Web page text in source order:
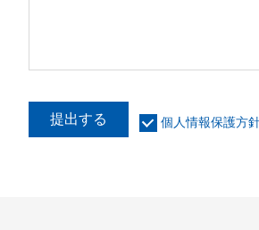
提出する 個人情報保護方